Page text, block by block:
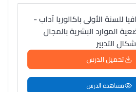
للسنة الأولى باكالوريا آداب -
الموارد البشرية بالمجال
التدبير
تحميل الدرس
مشاهدة الدرس